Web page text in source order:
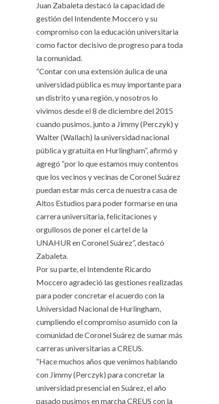
Juan Zabaleta destacó la capacidad de
gestión del Intendente Moccero y su
compromiso con la educación universitaria
como factor decisivo de progreso para toda
la comunidad.
“Contar con una extensión áulica de una
universidad pública es muy importante para
un distrito y una región, y nosotros lo
vivimos desde el 8 de diciembre del 2015
cuando pusimos, junto a Jimmy (Perczyk) y
Walter (Wallach) la universidad nacional
pública y gratuita en Hurlingham”, afirmó y
agregó “por lo que estamos muy contentos
que los vecinos y vecinas de Coronel Suárez
puedan estar más cerca de nuestra casa de
Altos Estudios para poder formarse en una
carrera universitaria, felicitaciones y
orgullosos de poner el cartel de la
UNAHUR en Coronel Suárez”, destacó
Zabaleta.
Por su parte, el Intendente Ricardo
Moccero agradeció las gestiones realizadas
para poder concretar el acuerdo con la
Universidad Nacional de Hurlingham,
cumpliendo el compromiso asumido con la
comunidad de Coronel Suárez de sumar más
carreras universitarias a CREUS.
“Hace muchos años que venimos hablando
con Jimmy (Perczyk) para concretar la
universidad presencial en Suárez, el año
pasado pusimos en marcha CREUS con la